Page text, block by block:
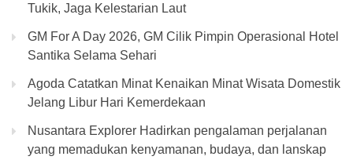
Tukik, Jaga Kelestarian Laut
GM For A Day 2026, GM Cilik Pimpin Operasional Hotel
Santika Selama Sehari
Agoda Catatkan Minat Kenaikan Minat Wisata Domestik
Jelang Libur Hari Kemerdekaan
Nusantara Explorer Hadirkan pengalaman perjalanan
yang memadukan kenyamanan, budaya, dan lanskap